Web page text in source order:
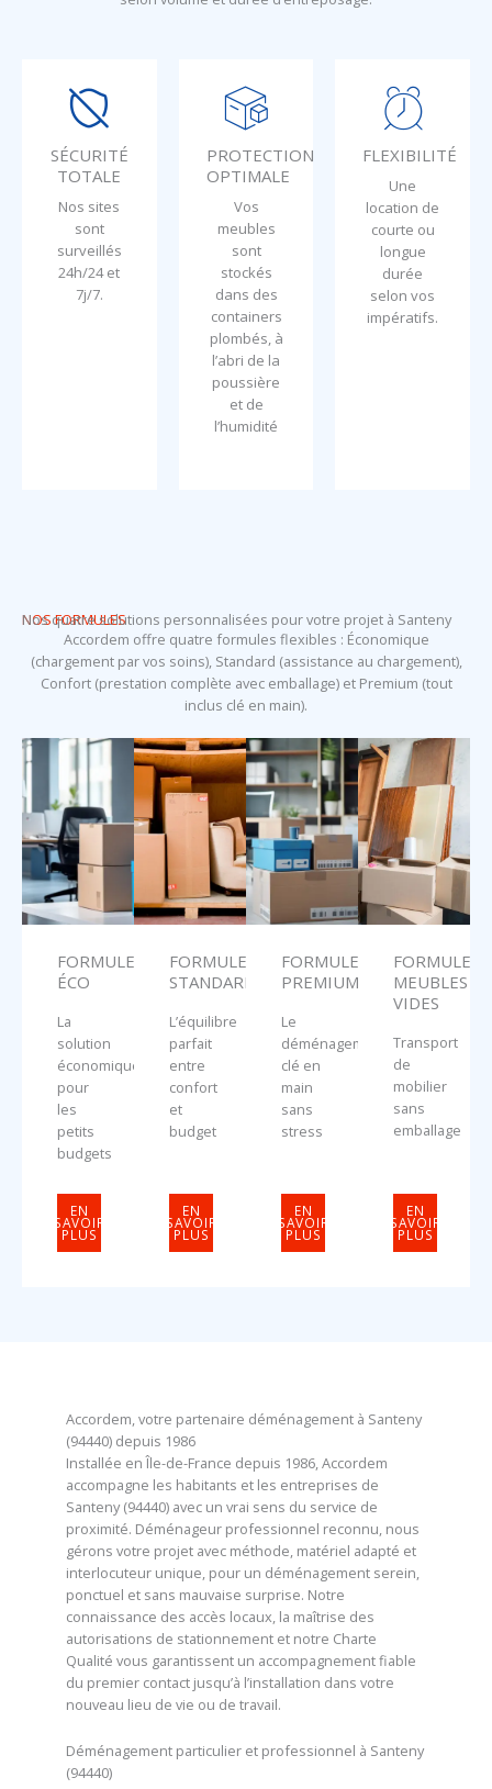
SÉCURITÉ
TOTALE
Nos sites
sont
surveillés
24h/24 et
7j/7.
PROTECTION
OPTIMALE
Vos
meubles
sont
stockés
dans des
containers
plombés, à
l’abri de la
poussière
et de
l’humidité
FLEXIBILITÉ
Une
location de
courte ou
longue
durée
selon vos
impératifs.
NOS FORMULES
Nos quatre solutions personnalisées pour votre projet à Santeny
Accordem offre quatre formules flexibles : Économique
(chargement par vos soins), Standard (assistance au chargement),
Confort (prestation complète avec emballage) et Premium (tout
inclus clé en main).
FORMULE
ÉCO
La
solution
économique
pour
les
petits
budgets
EN
SAVOIR
PLUS
FORMULE
STANDARD
L’équilibre
parfait
entre
confort
et
budget
EN
SAVOIR
PLUS
FORMULE
PREMIUM
Le
déménagement
clé en
main
sans
stress
EN
SAVOIR
PLUS
FORMULE
MEUBLES
VIDES
Transport
de
mobilier
sans
emballage
EN
SAVOIR
PLUS
Accordem, votre partenaire déménagement à Santeny
(94440) depuis 1986
Installée en Île-de-France depuis 1986, Accordem
accompagne les habitants et les entreprises de
Santeny (94440) avec un vrai sens du service de
proximité. Déménageur professionnel reconnu, nous
gérons votre projet avec méthode, matériel adapté et
interlocuteur unique, pour un déménagement serein,
ponctuel et sans mauvaise surprise. Notre
connaissance des accès locaux, la maîtrise des
autorisations de stationnement et notre Charte
Qualité vous garantissent un accompagnement fiable
du premier contact jusqu’à l’installation dans votre
nouveau lieu de vie ou de travail.
Déménagement particulier et professionnel à Santeny
(94440)